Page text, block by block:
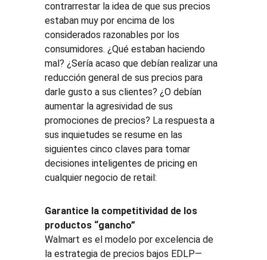
contrarrestar la idea de que sus precios
estaban muy por encima de los
considerados razonables por los
consumidores. ¿Qué estaban haciendo
mal? ¿Sería acaso que debían realizar una
reducción general de sus precios para
darle gusto a sus clientes? ¿O debían
aumentar la agresividad de sus
promociones de precios? La respuesta a
sus inquietudes se resume en las
siguientes cinco claves para tomar
decisiones inteligentes de pricing en
cualquier negocio de retail:
Garantice la competitividad de los
productos “gancho”
Walmart es el modelo por excelencia de
la estrategia de precios bajos EDLP—